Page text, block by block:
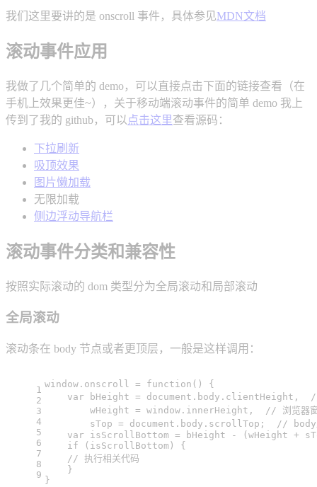
我们这里要讲的是 onscroll 事件，具体参见MDN文档
滚动事件应用
我做了几个简单的 demo，可以直接点击下面的链接查看（在
手机上效果更佳~），关于移动端滚动事件的简单 demo 我上
传到了我的 github，可以 点击这里查看源码：
下拉刷新
吸顶效果
图片懒加载
无限加载
侧边浮动导航栏
滚动事件分类和兼容性
按照实际滚动的 dom 类型分为全局滚动和局部滚动
全局滚动
滚动条在 body 节点或者更顶层，一般是这样调用：
1
2
3
4
5
6
7
8
9
window . onscroll = function ( ) {
var bHeight = document . body . clientHeight ,
        wHeight =
window . innerHeight ,
// 浏览器
        sTop =
document . body . scrollTop ;
// body
var isScrollBottom = bHeight - (wHeight +
if (isScrollBottom) {
// 执行相关代码
    }
}